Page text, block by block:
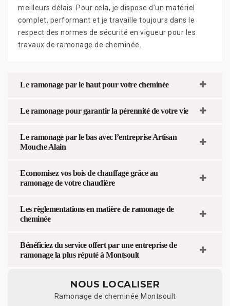
meilleurs délais. Pour cela, je dispose d’un matériel
complet, performant et je travaille toujours dans le
respect des normes de sécurité en vigueur pour les
travaux de ramonage de cheminée.
Le ramonage par le haut pour votre cheminée
Le ramonage pour garantir la pérennité de votre vie
Le ramonage par le bas avec l’entreprise Artisan
Mouche Alain
Economisez vos bois de chauffage grâce au
ramonage de votre chaudière
Les règlementations en matière de ramonage de
cheminée
Bénéficiez du service offert par une entreprise de
ramonage la plus réputé à Montsoult
NOUS LOCALISER
Ramonage de cheminée Montsoult